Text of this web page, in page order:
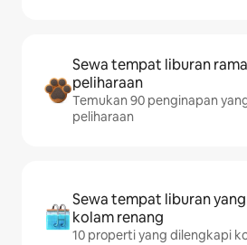
Sewa tempat liburan
peliharaan
Temukan 90 penginapan
peliharaan
Sewa tempat liburan
kolam renang
10 properti yang dilengkapi